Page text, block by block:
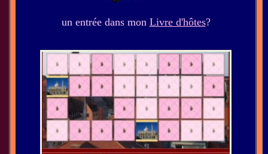
un entrée dans mon Livre d'hôtes?